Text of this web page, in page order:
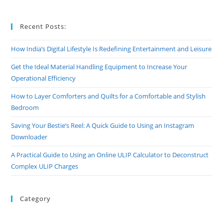
Recent Posts:
How India’s Digital Lifestyle Is Redefining Entertainment and Leisure
Get the Ideal Material Handling Equipment to Increase Your
Operational Efficiency
How to Layer Comforters and Quilts for a Comfortable and Stylish
Bedroom
Saving Your Bestie’s Reel: A Quick Guide to Using an Instagram
Downloader
A Practical Guide to Using an Online ULIP Calculator to Deconstruct
Complex ULIP Charges
Category